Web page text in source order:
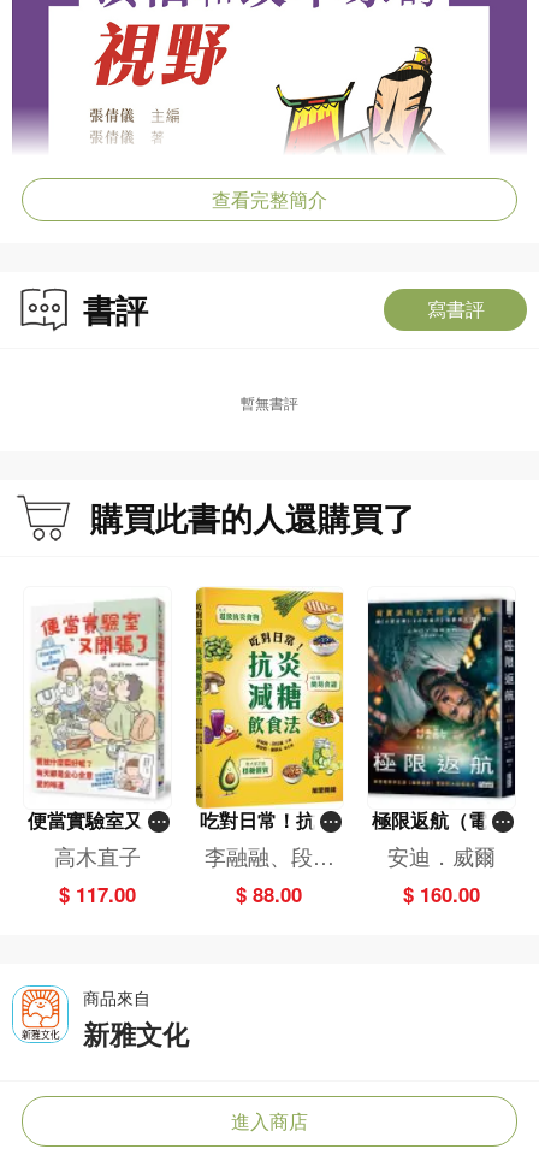
查看完整簡介
書評 寫書評
暫無書評
購買此書的人還購買了
便當實驗室又開
張了——日日和
特別日的菜單挑
戰記
高木直子
$ 117.00
吃對日常！抗炎
減糖飲食法
李融融、段佳
麗,黃梨煜、顧
凱辰
$ 88.00
極限返航（電影
書衣典藏版）
（獨家收錄作者
訪談）
安迪．威爾
$ 160.00
商品來自
新雅文化
進入商店